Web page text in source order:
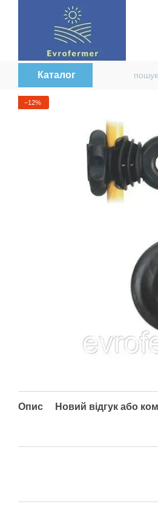
Перейти до основного контенту
Каталог
−12%
Опис Новий відгук або